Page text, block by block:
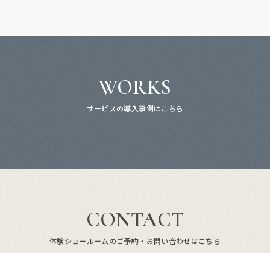
WORKS
サービスの導入事例はこちら
CONTACT
体験ショールームのご予約・お問い合わせはこちら